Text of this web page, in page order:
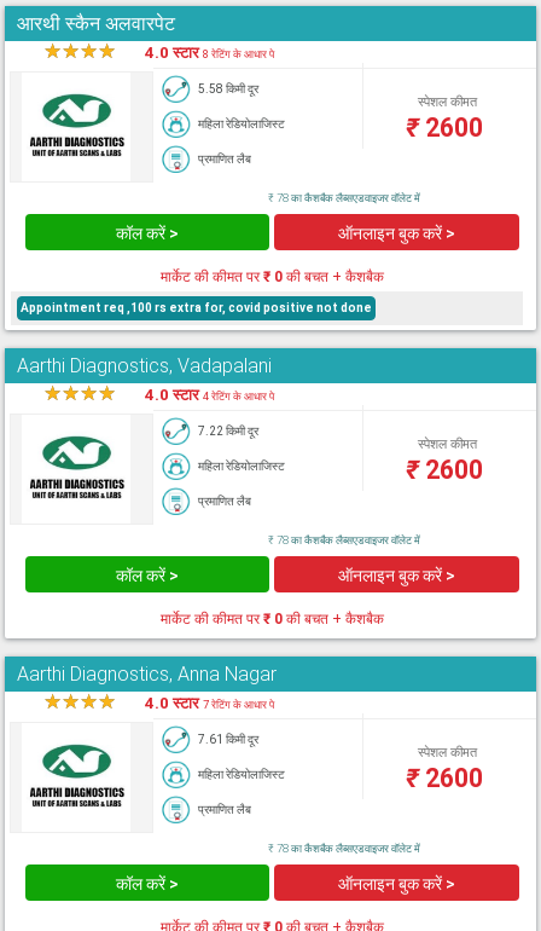
आरथी स्कैन अलवारपेट
★★★★ 4.0 स्टार8 रेटिंग के आधार पे
5.58 किमी दूर
महिला रेडियोलाजिस्ट
प्रमाणित लैब
स्पेशल कीमत
₹2600
₹ 78 का कैशबैक लैब्सएडवाइजर वॉलेट में
कॉल करें > ऑनलाइन बुक करें >
मार्केट की कीमत पर₹ 0की बचत + कैशबैक
Appointment req ,100 rs extra for, covid positive not done
Aarthi Diagnostics, Vadapalani
★★★★ 4.0 स्टार4 रेटिंग के आधार पे
7.22 किमी दूर
महिला रेडियोलाजिस्ट
प्रमाणित लैब
स्पेशल कीमत
₹2600
₹ 78 का कैशबैक लैब्सएडवाइजर वॉलेट में
कॉल करें > ऑनलाइन बुक करें >
मार्केट की कीमत पर₹ 0की बचत + कैशबैक
Aarthi Diagnostics, Anna Nagar
★★★★ 4.0 स्टार7 रेटिंग के आधार पे
7.61 किमी दूर
महिला रेडियोलाजिस्ट
प्रमाणित लैब
स्पेशल कीमत
₹2600
₹ 78 का कैशबैक लैब्सएडवाइजर वॉलेट में
कॉल करें > ऑनलाइन बुक करें >
मार्केट की कीमत पर₹ 0की बचत + कैशबैक